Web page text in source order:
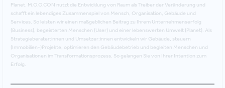
Planet. M.O.O.CON nutzt die Entwicklung von Raum als Treiber der Veränderung und
schafft ein lebendiges Zusammenspiel von Mensch, Organisation, Gebäude und
Services. So leisten wir einen maßgeblichen Beitrag zu Ihrem Unternehmenserfolg
(Business), begeisterten Menschen (User) und einer lebenswerten Umwelt (Planet). Als
Strategieberater:innen und Umsetzer:innen entwickeln wir Gebäude, steuern
(Immobilien-)Projekte, optimieren den Gebäudebetrieb und begleiten Menschen und
Organisationen im Transformationsprozess. So gelangen Sie von Ihrer Intention zum
Erfolg.